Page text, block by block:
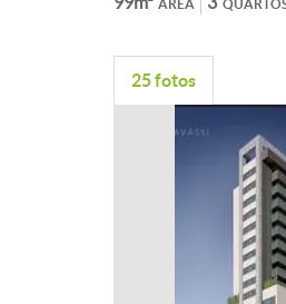
ÁREA
25 fotos